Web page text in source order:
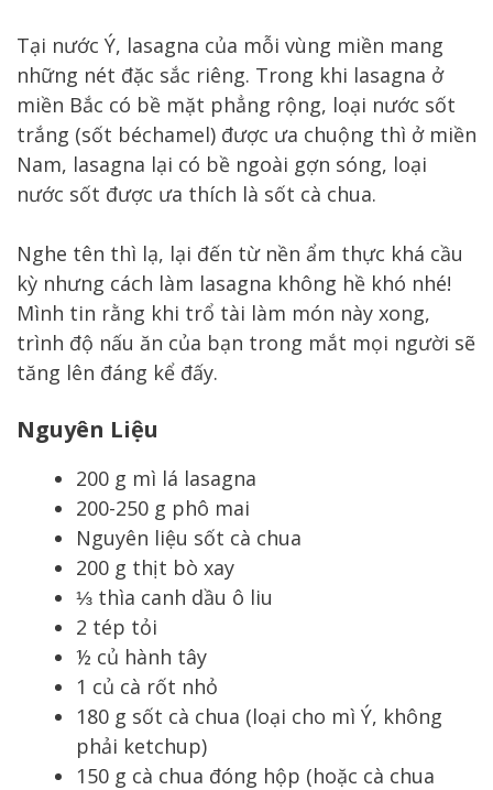
Tại nước Ý, lasagna của mỗi vùng miền mang
những nét đặc sắc riêng. Trong khi lasagna ở
miền Bắc có bề mặt phẳng rộng, loại nước sốt
trắng (sốt béchamel) được ưa chuộng thì ở miền
Nam, lasagna lại có bề ngoài gợn sóng, loại
nước sốt được ưa thích là sốt cà chua.
Nghe tên thì lạ, lại đến từ nền ẩm thực khá cầu
kỳ nhưng cách làm lasagna không hề khó nhé!
Mình tin rằng khi trổ tài làm món này xong,
trình độ nấu ăn của bạn trong mắt mọi người sẽ
tăng lên đáng kể đấy.
Nguyên Liệu
200 g mì lá lasagna
200-250 g phô mai
Nguyên liệu sốt cà chua
200 g thịt bò xay
⅓ thìa canh dầu ô liu
2 tép tỏi
½ củ hành tây
1 củ cà rốt nhỏ
180 g sốt cà chua (loại cho mì Ý, không
phải ketchup)
150 g cà chua đóng hộp (hoặc cà chua